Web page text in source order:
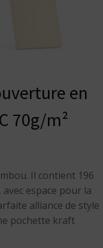
en
70g/m²
Il contient 196
espace pour la
alliance de style
pochette kraft